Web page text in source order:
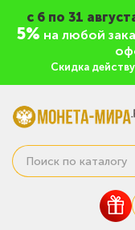
c 6 по 31
5% на любой
Скидка